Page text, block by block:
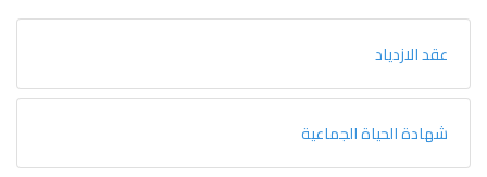
عقد الازدياد
شهادة الحياة الجماعية